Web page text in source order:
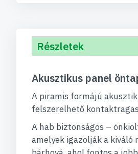
Részletek
Akusztikus panel
A piramis formájú
felszerelhető
A hab biztonságos –
amelyek igazolják a kiváló